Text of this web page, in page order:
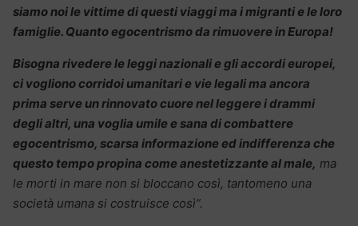
siamo noi le vittime di questi viaggi ma i migranti e le loro
famiglie. Quanto egocentrismo da rimuovere in Europa!
Bisogna rivedere le leggi nazionali e gli accordi europei,
ci vogliono corridoi umanitari e vie legali ma ancora
prima serve un rinnovato cuore nel leggere i drammi
degli altri, una voglia umile e sana di combattere
egocentrismo, scarsa informazione ed indifferenza che
questo tempo propina come anestetizzante al male, ma
le morti in mare non si bloccano così, tantomeno una
società umana si costruisce così”.